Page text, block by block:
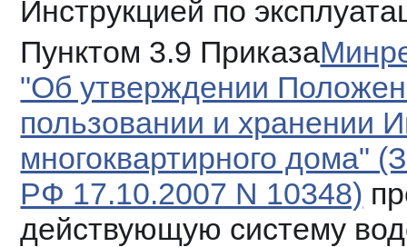
Инструкцией по
Пунктом 3.9 Приказа
"Об утверждении
пользовании и хранении
многоквартирного дома"
РФ 17.10.2007 N 10348)
действующую систему